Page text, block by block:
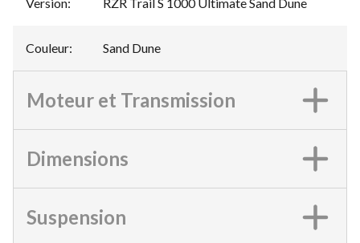
Couleur: Sand Dune
Moteur et Transmission
Dimensions
Suspension